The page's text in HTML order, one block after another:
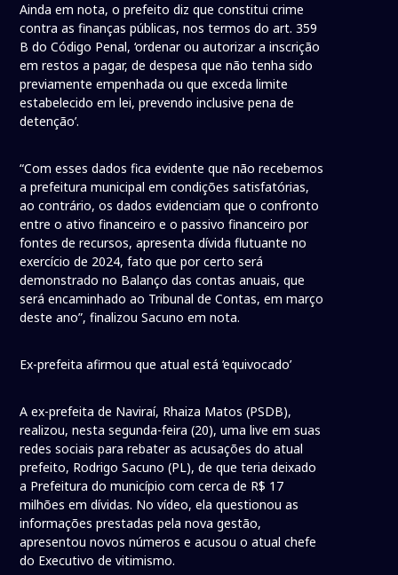
Ainda em nota, o prefeito diz que constitui crime
contra as finanças públicas, nos termos do art. 359
B do Código Penal, ‘ordenar ou autorizar a inscrição
em restos a pagar, de despesa que não tenha sido
previamente empenhada ou que exceda limite
estabelecido em lei, prevendo inclusive pena de
detenção’.
“Com esses dados fica evidente que não recebemos
a prefeitura municipal em condições satisfatórias,
ao contrário, os dados evidenciam que o confronto
entre o ativo financeiro e o passivo financeiro por
fontes de recursos, apresenta dívida flutuante no
exercício de 2024, fato que por certo será
demonstrado no Balanço das contas anuais, que
será encaminhado ao Tribunal de Contas, em março
deste ano”, finalizou Sacuno em nota.
Ex-prefeita afirmou que atual está ‘equivocado’
A ex-prefeita de Naviraí, Rhaiza Matos (PSDB),
realizou, nesta segunda-feira (20), uma live em suas
redes sociais para rebater as acusações do atual
prefeito, Rodrigo Sacuno (PL), de que teria deixado
a Prefeitura do município com cerca de R$ 17
milhões em dívidas. No vídeo, ela questionou as
informações prestadas pela nova gestão,
apresentou novos números e acusou o atual chefe
do Executivo de vitimismo.